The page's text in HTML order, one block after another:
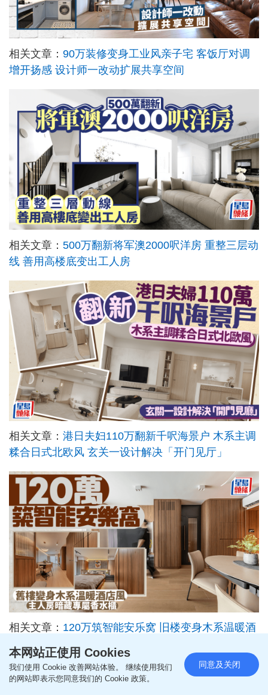
相关文章： 90万装修变身工业风亲子宅 客饭厅对调
增开扬感 设计师一改动扩展共享空间
相关文章： 500万翻新将军澳2000呎洋房 重整三层动
线 善用高楼底变出工人房
相关文章： 港日夫妇110万翻新千呎海景户 木系主调
糅合日式北欧风 玄关一设计解决「开门见厅」
相关文章： 120万筑智能安乐窝 旧楼变身木系温暖酒
店风 主人房暗藏专属香水柜
本网站正使用 Cookies
我们使用 Cookie 改善网站体验。 继续使用我们
的网站即表示您同意我们的 Cookie 政策。
同意及关闭